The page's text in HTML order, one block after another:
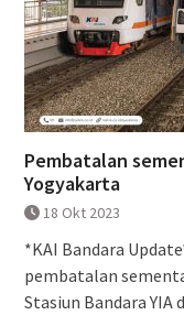
Pembatalan
Yogyakarta
18 Okt 2023
*KAI Bandara
pembatalan
Stasiun Bandara YIA